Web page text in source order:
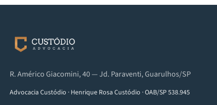
R. Américo Giacomini, 40 — Jd. Paraventi, Guarulhos/SP
Advocacia Custódio · Henrique Rosa Custódio ·OAB/SP 538.945